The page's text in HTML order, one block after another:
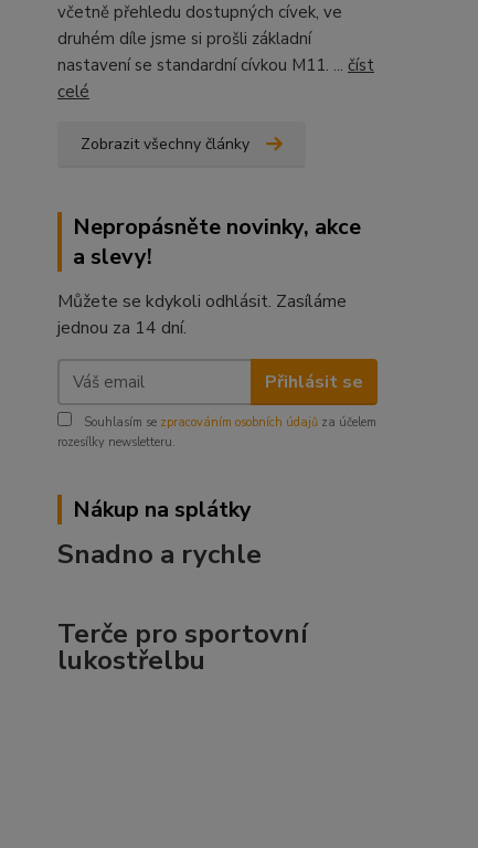
včetně přehledu dostupných cívek, ve
druhém díle jsme si prošli základní
nastavení se standardní cívkou M11. ... číst
celé
Zobrazit všechny články
Nepropásněte novinky, akce
a slevy!
Můžete se kdykoli odhlásit. Zasíláme
jednou za 14 dní.
Přihlásit se
Souhlasím se zpracováním osobních údajů za účelem
rozesílky newsletteru.
Nákup na splátky
Snadno a rychle
Terče pro sportovní
lukostřelbu